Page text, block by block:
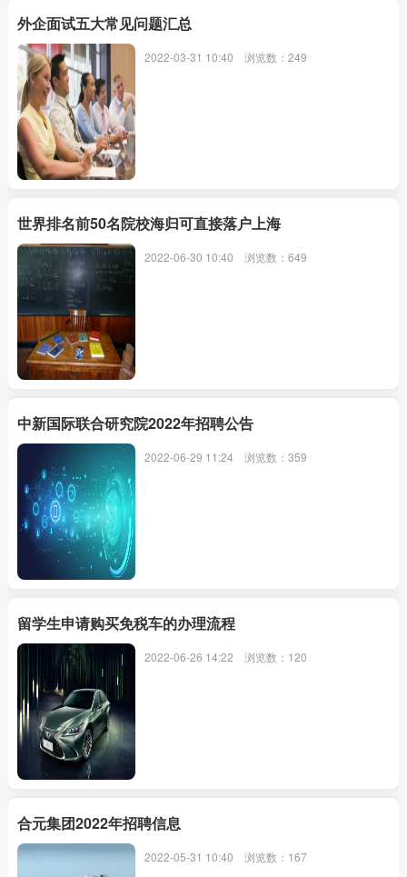
外企面试五大常见问题汇总
2022-03-31 10:40 浏览数：249
世界排名前50名院校海归可直接落户上海
2022-06-30 10:40 浏览数：649
中新国际联合研究院2022年招聘公告
2022-06-29 11:24 浏览数：359
留学生申请购买免税车的办理流程
2022-06-26 14:22 浏览数：120
合元集团2022年招聘信息
2022-05-31 10:40 浏览数：167